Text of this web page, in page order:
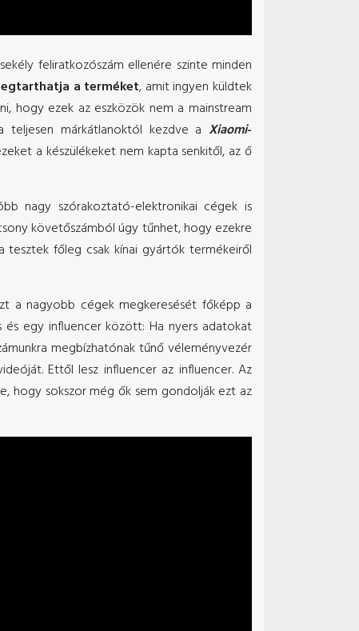
feliratkozószám ellenére szinte minden
a terméket, amit ingyen küldtek
hogy ezek az eszközök nem a mainstream
teljesen márkátlanoktól kezdve a Xiaomi-
a készülékeket nem kapta senkitől, az ő
nagy szórakoztató-elektronikai cégek is
követőszámból úgy tűnhet, hogy ezekre
tesztek főleg csak kínai gyártók termékeiről
a nagyobb cégek megkeresését főképp a
és egy influencer között: Ha nyers adatokat
megbízhatónak tűnő véleményvezér
Ettől lesz influencer az influencer. Az
hogy sokszor még ők sem gondolják ezt az